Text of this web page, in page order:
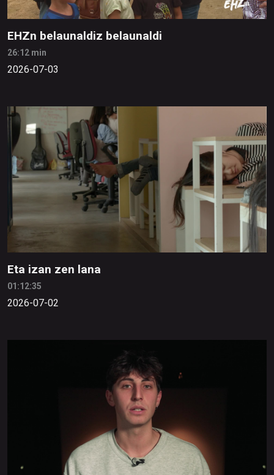
EHZn belaunaldiz belaunaldi
26:12 min
2026-07-03
Eta izan zen lana
01:12:35
2026-07-02